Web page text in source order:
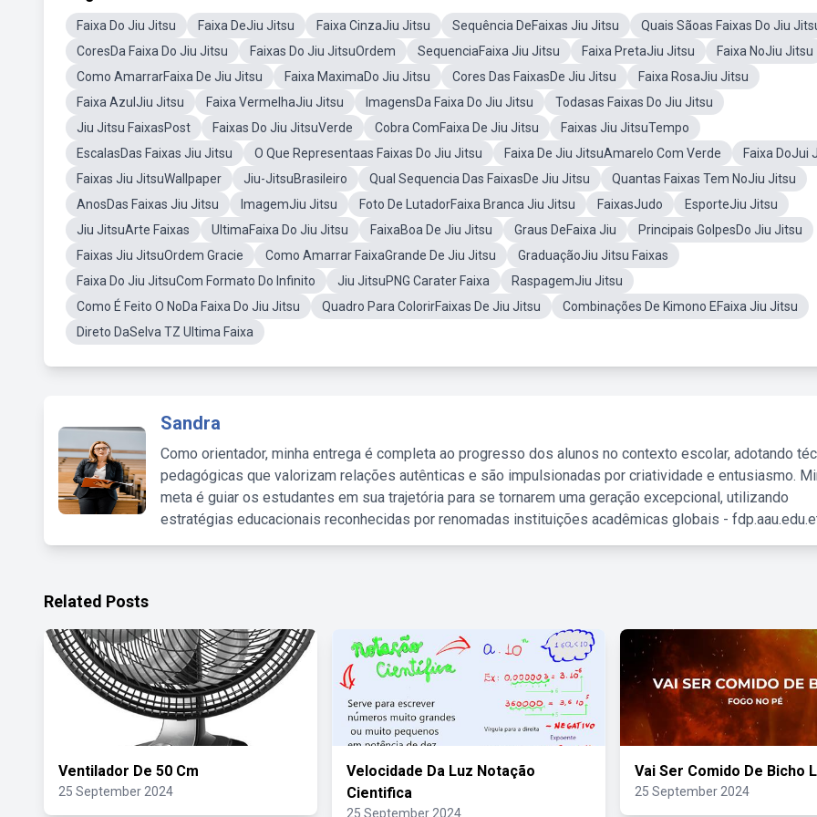
Faixa Do Jiu Jitsu Faixa DeJiu Jitsu Faixa CinzaJiu Jitsu Sequência DeFaixas Jiu Jitsu
Quais Sãoas Faixas Do Jiu
CoresDa Faixa Do Jiu Jitsu
Faixas Do Jiu JitsuOrdem SequenciaFaixa Jiu Jitsu Faixa PretaJiu Jitsu
Faixa NoJiu Jitsu
Como AmarrarFaixa De Jiu Jitsu
Faixa MaximaDo Jiu Jitsu Cores Das FaixasDe Jiu Jitsu
Faixa RosaJiu Jitsu
Faixa AzulJiu Jitsu
Faixa VermelhaJiu Jitsu ImagensDa Faixa Do Jiu Jitsu
Todasas Faixas Do Jiu Jitsu
Jiu Jitsu FaixasPost
Faixas Do Jiu JitsuVerde Cobra ComFaixa De Jiu Jitsu
Faixas Jiu JitsuTempo
EscalasDas Faixas Jiu Jitsu
O Que Representaas Faixas Do Jiu Jitsu Faixa De Jiu JitsuAmarelo Com Verde
Faixa DoJui
Faixas Jiu JitsuWallpaper
Jiu-JitsuBrasileiro Qual Sequencia Das FaixasDe Jiu Jitsu
Quantas Faixas Tem NoJiu Jitsu
AnosDas Faixas Jiu Jitsu
ImagemJiu Jitsu Foto De LutadorFaixa Branca Jiu Jitsu FaixasJudo
EsporteJiu Jitsu
Jiu JitsuArte Faixas
UltimaFaixa Do Jiu Jitsu FaixaBoa De Jiu Jitsu Graus DeFaixa Jiu
Principais GolpesDo Jiu Jitsu
Faixas Jiu JitsuOrdem Gracie
Como Amarrar FaixaGrande De Jiu Jitsu
GraduaçãoJiu Jitsu Faixas
Faixa Do Jiu JitsuCom Formato Do Infinito
Jiu JitsuPNG Carater Faixa
RaspagemJiu Jitsu
Como É Feito O NoDa Faixa Do Jiu Jitsu
Quadro Para ColorirFaixas De Jiu Jitsu
Combinações De Kimono EFaixa Jiu Jitsu
Direto DaSelva TZ Ultima Faixa
Sandra
Como orientador, minha entrega é completa ao progresso dos alunos no contexto escolar, adotando
pedagógicas que valorizam relações autênticas e são impulsionadas por criatividade e entusiasmo.
meta é guiar os estudantes em sua trajetória para se tornarem uma geração excepcional, utilizando
estratégias educacionais reconhecidas por renomadas instituições acadêmicas globais -
Related Posts
Ventilador De 50 Cm
25 September 2024
Velocidade Da Luz Notação
Cientifica
25 September 2024
Vai Ser Comido De Bicho
25 September 2024